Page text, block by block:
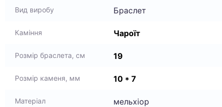
Вид виробу Браслет
Каміння Чароїт
Розмір браслета, см 19
Розмір каменя, мм 10 * 7
Матеріал мельхіор